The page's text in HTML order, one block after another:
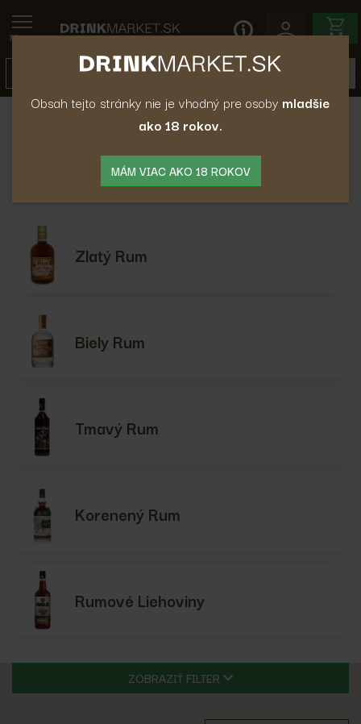
Obsah tejto stránky nie je vhodný pre osoby mladšie
ako 18 rokov.
MÁM VIAC AKO 18 ROKOV
Menu
Zlatý Rum
Biely Rum
Tmavý Rum
Korenený Rum
Rumové Liehoviny
ZOBRAZIŤ FILTER